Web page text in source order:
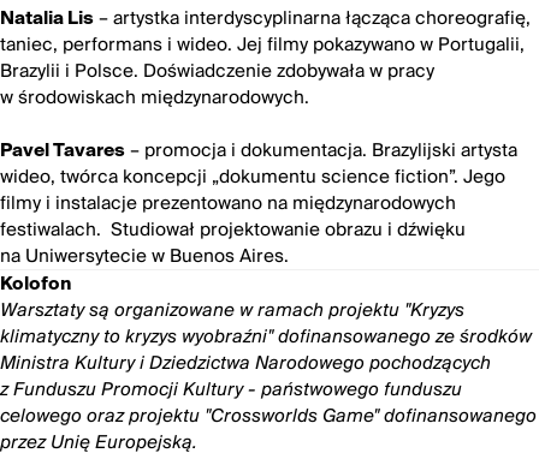
Natalia Lis – artystka interdyscyplinarna łącząca choreografię,
taniec, performans i wideo. Jej filmy pokazywano w Portugalii,
Brazylii i Polsce. Doświadczenie zdobywała w pracy
w środowiskach międzynarodowych.
Pavel Tavares – promocja i dokumentacja. Brazylijski artysta
wideo, twórca koncepcji „dokumentu science fiction”. Jego
filmy i instalacje prezentowano na międzynarodowych
festiwalach. Studiował projektowanie obrazu i dźwięku
na Uniwersytecie w Buenos Aires.
Kolofon
Warsztaty są organizowane w ramach projektu "Kryzys
klimatyczny to kryzys wyobraźni" dofinansowanego ze środków
Ministra Kultury i Dziedzictwa Narodowego pochodzących
z Funduszu Promocji Kultury - państwowego funduszu
celowego oraz projektu "Crossworlds Game" dofinansowanego
przez Unię Europejską.